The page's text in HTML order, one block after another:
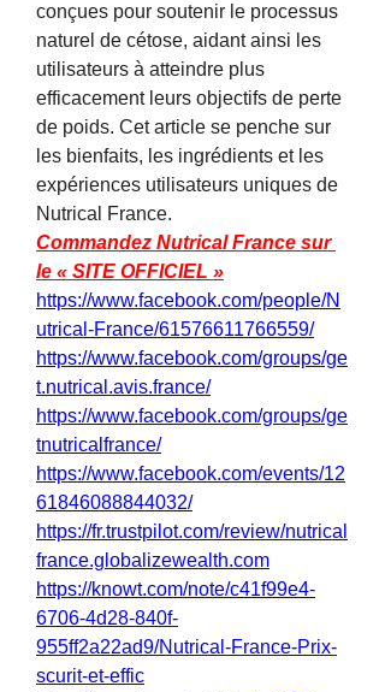
conçues pour soutenir le processus
naturel de cétose, aidant ainsi les
utilisateurs à atteindre plus
efficacement leurs objectifs de perte
de poids. Cet article se penche sur
les bienfaits, les ingrédients et les
expériences utilisateurs uniques de
Nutrical France.
Commandez Nutrical France sur
le « SITE OFFICIEL »
https://www.facebook.com/people/N
utrical-France/61576611766559/
https://www.facebook.com/groups/ge
t.nutrical.avis.france/
https://www.facebook.com/groups/ge
tnutricalfrance/
https://www.facebook.com/events/12
61846088844032/
https://fr.trustpilot.com/review/nutrical
france.globalizewealth.com
https://knowt.com/note/c41f99e4-
6706-4d28-840f-
955ff2a22ad9/Nutrical-France-Prix-
scurit-et-effic